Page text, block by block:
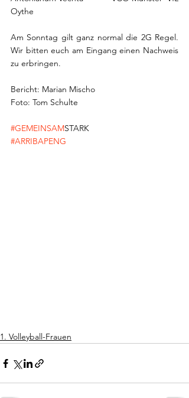
Oythe
Am Sonntag gilt ganz normal die 2G Regel.
Wir bitten euch am Eingang einen Nachweis
zu erbringen.
Bericht: Marian Mischo
Foto: Tom Schulte
#GEMEINSAMSTARK
#ARRIBAPENG
1. Volleyball-Frauen